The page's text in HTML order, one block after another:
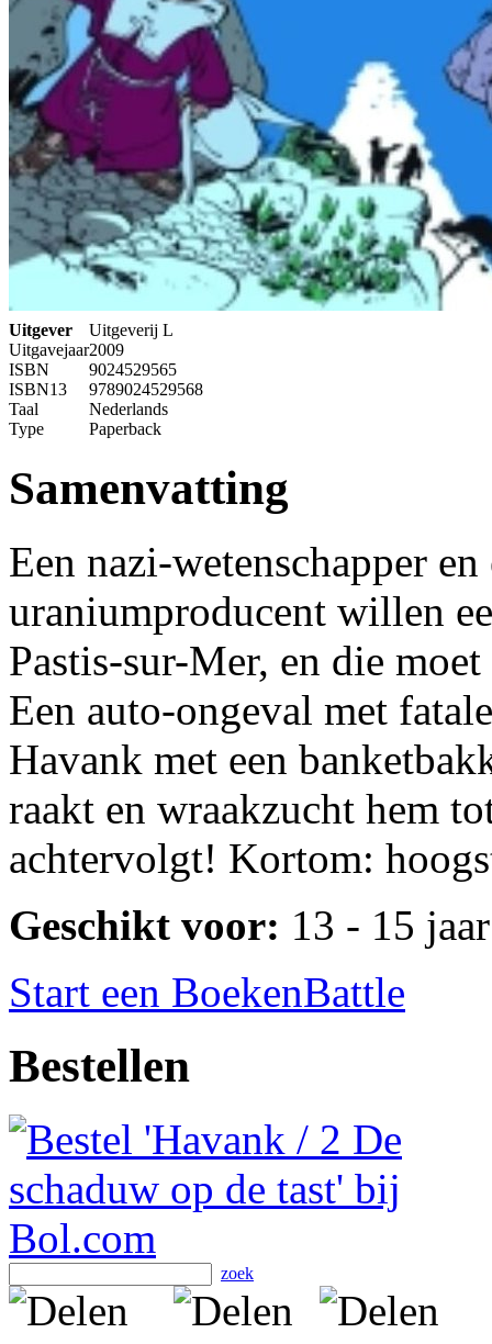
Uitgever
Uitgeverij L
Uitgavejaar2009
ISBN
9024529565
ISBN13
9789024529568
Taal
Nederlands
Type
Paperback
Samenvatting
Een nazi-wetenschapper
uraniumproducent willen
Pastis-sur-Mer, en die
Een auto-ongeval met
Havank met een
raakt en wraakzucht hem
achtervolgt! Kortom:
Geschikt voor: 13 - 15 jaar
Start een BoekenBattle
Bestellen
zoek